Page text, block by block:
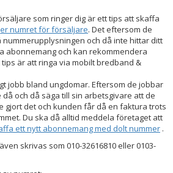
som ringer dig är ett tips att skaffa
numret för försäljare. Det eftersom de
och då inte hittar ditt
abonnemang och kan rekommendera
är att ringa via mobilt bredband &
jobb bland ungdomar. Eftersom de jobbar
och då säga till sin arbetsgivare att de
gjort det och kunden får då en faktura trots
Du ska då alltid meddela företaget att
ett nytt abonnemang med dolt nummer .
skrivas som 010-32616810 eller 0103-